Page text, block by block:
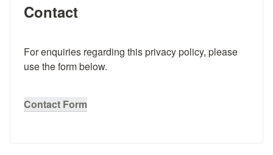
Contact
For enquiries regarding this privacy policy, please
use the form below.
Contact Form